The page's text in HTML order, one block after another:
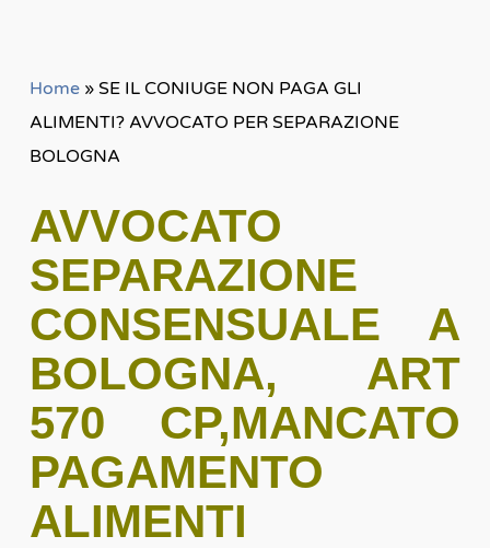
Home» SE IL CONIUGE NON PAGA GLI
ALIMENTI? AVVOCATO PER SEPARAZIONE
BOLOGNA
AVVOCATO
SEPARAZIONE
CONSENSUALE A
BOLOGNA, ART
570 CP,MANCATO
PAGAMENTO
ALIMENTI